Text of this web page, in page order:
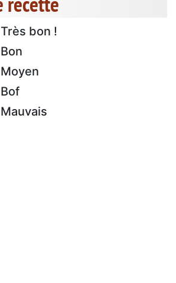
Très bon !
Bon
Moyen
Bof
Mauvais